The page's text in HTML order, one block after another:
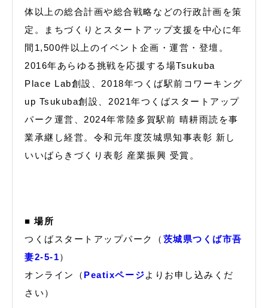
体以上の総合計画や総合戦略などの行政計画を策
定。まちづくりとスタートアップ支援を中心に年
間1,500件以上のイベント企画・運営・登壇。
2016年あらゆる挑戦を応援する場Tsukuba
Place Lab創設、2018年つくば駅前コワーキング
up Tsukuba創設、2021年つくばスタートアップ
パーク運営、2024年常陸多賀駅前 晴耕雨読を事
業承継し経営。令和元年度茨城県知事表彰 新し
いいばらきづくり表彰 産業振興 受賞。
■ 場所
つくばスタートアップパーク（ 茨城県つくば市吾
妻2-5-1）
オンライン（ Peatixページよりお申し込みくだ
さい）